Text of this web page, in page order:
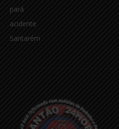
pará
acidente
Santarém